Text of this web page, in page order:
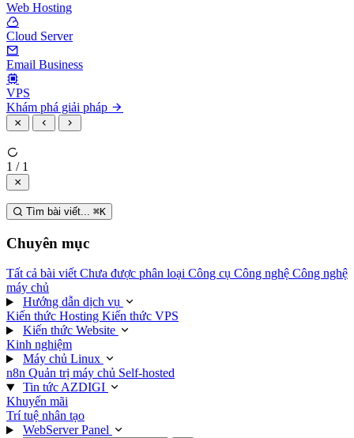
Web Hosting
Cloud Server
Email Business
VPS
Khám phá giải pháp
1 / 1
Tìm bài viết... ⌘K
Chuyên mục
Tất cả bài viếtChưa được phân loại Công cụ Công nghệ Công nghệ
máy chủ
Hướng dẫn dịch vụ
Kiến thức Hosting Kiến thức VPS
Kiến thức Website
Kinh nghiệm
Máy chủ Linux
n8n Quản trị máy chủ Self-hosted
Tin tức AZDIGI
Khuyến mãi
Trí tuệ nhân tạo
WebServer Panel